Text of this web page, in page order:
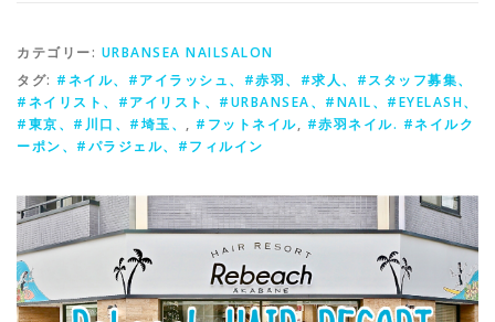
カテゴリー: URBANSEA NAILSALON
タグ: #ネイル、#アイラッシュ、#赤羽、#求人、#スタッフ募集、
#ネイリスト、#アイリスト、#URBANSEA、#NAIL、#EYELASH、
#東京、#川口、#埼玉、 , #フットネイル, #赤羽ネイル. #ネイルク
ーポン、#パラジェル、#フィルイン